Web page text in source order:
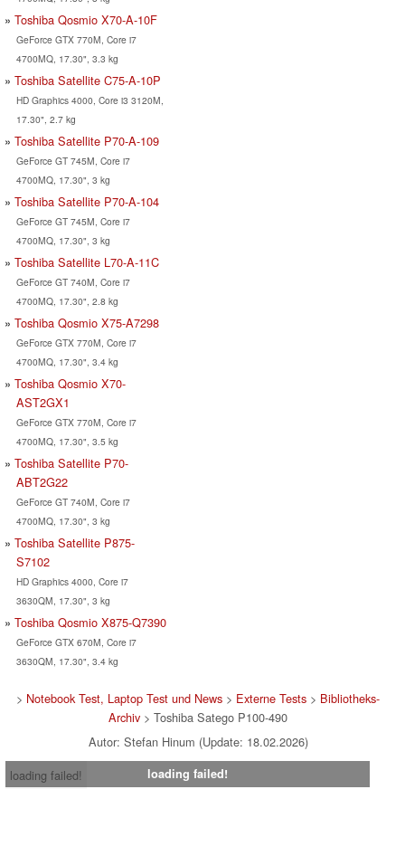
Toshiba Qosmio X70-A-10F
GeForce GTX 770M, Core i7
4700MQ, 17.30", 3.3 kg
Toshiba Satellite C75-A-10P
HD Graphics 4000, Core i3 3120M,
17.30", 2.7 kg
Toshiba Satellite P70-A-109
GeForce GT 745M, Core i7
4700MQ, 17.30", 3 kg
Toshiba Satellite P70-A-104
GeForce GT 745M, Core i7
4700MQ, 17.30", 3 kg
Toshiba Satellite L70-A-11C
GeForce GT 740M, Core i7
4700MQ, 17.30", 2.8 kg
Toshiba Qosmio X75-A7298
GeForce GTX 770M, Core i7
4700MQ, 17.30", 3.4 kg
Toshiba Qosmio X70-
AST2GX1
GeForce GTX 770M, Core i7
4700MQ, 17.30", 3.5 kg
Toshiba Satellite P70-
ABT2G22
GeForce GT 740M, Core i7
4700MQ, 17.30", 3 kg
Toshiba Satellite P875-
S7102
HD Graphics 4000, Core i7
3630QM, 17.30", 3 kg
Toshiba Qosmio X875-Q7390
GeForce GTX 670M, Core i7
3630QM, 17.30", 3.4 kg
> Notebook Test, Laptop Test und News > Externe Tests > Bibliotheks-
Archiv > Toshiba Satego P100-490
Autor: Stefan Hinum (Update: 18.02.2026)
loading failed!
loading failed!